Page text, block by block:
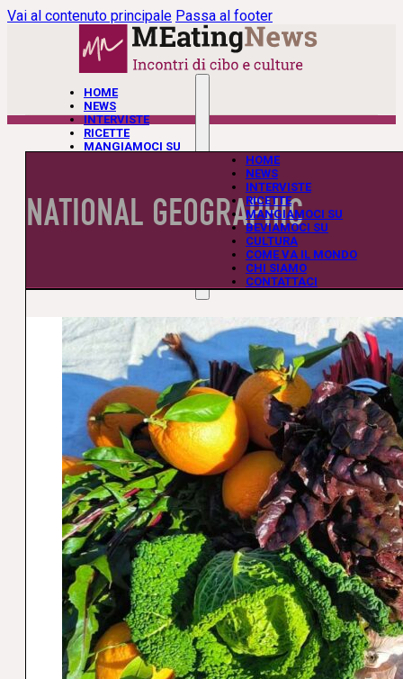
Vai al contenuto principale Passa al footer
HOME
NEWS
INTERVISTE
RICETTE
MANGIAMOCI SU
CHI SIAMO
CONTATTACI
HOME
NEWS
INTERVISTE
RICETTE
MANGIAMOCI SU
BEVIAMOCI SU
CULTURA
COME VA IL MONDO
CHI SIAMO
CONTATTACI
NATIONAL GEOGRAPHIC